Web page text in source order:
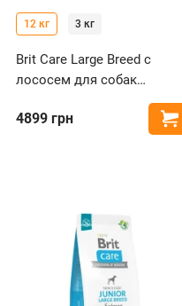
12 кг 3 кг
Brit Care Large Breed с
лососем для собак
4899 грн